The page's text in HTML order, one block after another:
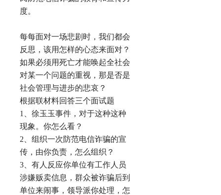
度。
每每面对一场悲剧时，我们都会
反思，该用怎样的心态来面对？
如果必须用死亡才能唤起全社会
对某一个问题的重视，那是否是
社会管理与进步的悲哀？
根据联材料回答三个面试题
1、徐玉玉事件，对于这种这种
现象。你怎么看？
2、组织一次防范电信诈骗的宣
传，由你负责，怎么组织？
3、有人反应你单位有工作人员
涉嫌贩卖信息，群众被诈骗后到
单位来闹事，领导派你处理，怎